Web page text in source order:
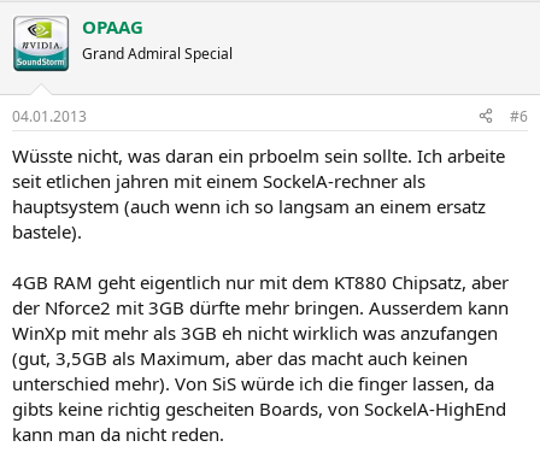
OPAAG
Grand Admiral Special
04.01.2013 #6
Wüsste nicht, was daran ein prboelm sein sollte. Ich arbeite
seit etlichen jahren mit einem SockelA-rechner als
hauptsystem (auch wenn ich so langsam an einem ersatz
bastele).
4GB RAM geht eigentlich nur mit dem KT880 Chipsatz, aber
der Nforce2 mit 3GB dürfte mehr bringen. Ausserdem kann
WinXp mit mehr als 3GB eh nicht wirklich was anzufangen
(gut, 3,5GB als Maximum, aber das macht auch keinen
unterschied mehr). Von SiS würde ich die finger lassen, da
gibts keine richtig gescheiten Boards, von SockelA-HighEnd
kann man da nicht reden.